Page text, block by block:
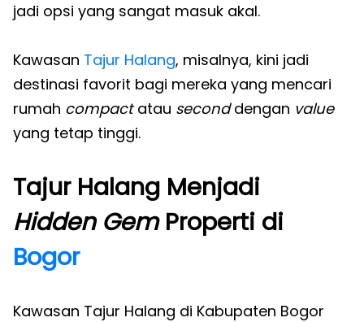
jadi opsi yang sangat masuk akal.
Kawasan Tajur Halang, misalnya, kini jadi
destinasi favorit bagi mereka yang mencari
rumah compactatau seconddengan value
yang tetap tinggi.
Tajur Halang Menjadi
Hidden GemProperti di
Bogor
Kawasan Tajur Halang di Kabupaten Bogor